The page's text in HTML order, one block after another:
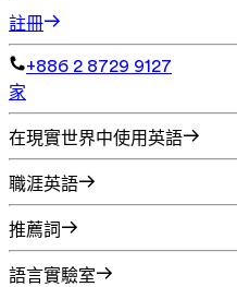
註冊
+886 2 8729 9127
家
在現實世界中使用英語
職涯英語
推薦詞
語言實驗室